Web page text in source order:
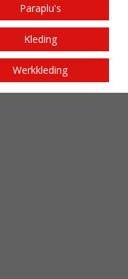
Paraplu's
Kleding
Werkkleding